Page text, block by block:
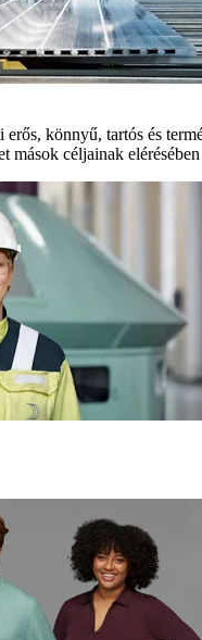
könnyű, tartós és
mások céljainak elérésében